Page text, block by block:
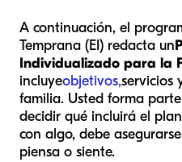
A continuación, el
Temprana (EI) redacta un
Individualizado para la
incluyeobjetivos,servicios
familia. Usted forma
decidir qué incluirá el
con algo, debe
piensa o siente.